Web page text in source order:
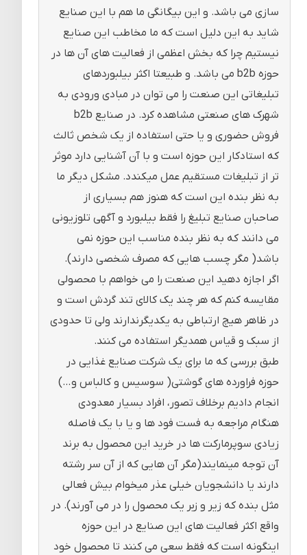
سازی می باشد. و این بیگانگی ما هم با این صنایع
شاید به این دلیل است که ما مخاطب این صنایع
نیستیم چرا که بخش اعظمی از فعالیت های آن ها در
حوزه b2b می باشد. و طبیعتا اکثر بیلبوردهای
تبلیغاتی این صنعت را می توان در مبادی ورودی به
شهرک های صنعتی مشاهده کرد. در صنایع b2b
فروش حضوری و یا حتی استفاده از یک شخص ثالث
که استادکار این حوزه است و با آن آشنایی دارد موثر
تر از تبلیغات مستقیم عمل میکندد. مشکل دیگر ما
به نظر بنده این است که هنوز هم بسیاری از
صاحبان صنایع تبلیغ را فقط بیلبورد و آگهی تلوزیونی
می دانند که به نظر بنده مناسب این حوزه نمی
باشد( مگر چسب هایی که مصرف شخصی دارند).
اگر اجازه دهید این صنعت را می خواهم با محصولی
مقایسه کنم که هر چند یک کالای تند گردش است و
در ظاهر هیچ ارتباطی به یکدیگرندارند ولی تا حدودی
از سبک و قیاس همدیگر استفاده می کنند.
طبق بررسی که ما برای یک شرکت صنایع غذایی در
حوزه فراورده های گوشتی( سوسیس و کالباس و…)
انجام دادیم برخلاف تصور، افراد بسیار معدودی
هنگام مراجعه به فست فود ها و یا با یک فاصله
زیادی سوپرمارکت ها در خرید این محصول به برند
آن توجه مینمایند(مگر آن هایی که از آن سر رشته
دارند یا دانشجویان خیلی عذر میخوام بیش فعالی
مثل بنده که زیر و زبر یک محصول را در می آورند). در
واقع اکثر فعالیت های این صنایع در این حوزه
اینگونه است که فقط سعی می کنند تا محصول خود